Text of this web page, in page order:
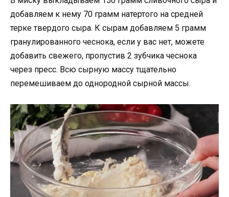
добавляем к нему 70 грамм натертого на средней
терке твердого сыра. К сырам добавляем 5 грамм
гранулированного чеснока, если у вас нет, можете
добавить свежего, пропустив 2 зубчика чеснока
через пресс. Всю сырную массу тщательно
перемешиваем до однородной сырной массы.